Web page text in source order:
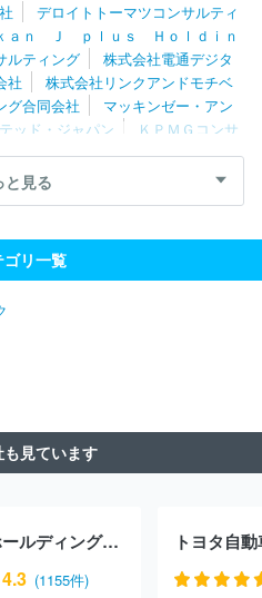
デロイトトーマツコンサルティ
ａｎ Ｊ ｐｌｕｓ Ｈｏｌｄｉｎ
ルティング
株式会社電通デジタ
社
株式会社リンクアンドモチベ
グ合同会社
マッキンゼー・アン
ッド・ジャパン
ＫＰＭＧコンサ
井総合研究所
ＥＹストラテジ
会社
ボストン・コンサルティン
ネジメントソリューションズ
Ｗ
リブ・コンサルティング
ス株式会社
式会社武蔵野
株式会社ＣＳ－Ｃ
株式会社ロックフィールド
マーケティンググループ
株式会
社
ＳＢＣメディカルグループ株
ジ
株式会社リオ・ホールディン
と見る
ゴリ一覧
見ています
サントリーホールディングス株式会社
4.3 (1155件)
トヨタ自